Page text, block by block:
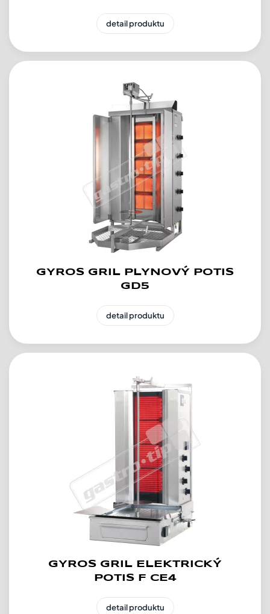
detail produktu
GYROS GRIL PLYNOVÝ POTIS
GD5
detail produktu
GYROS GRIL ELEKTRICKÝ
POTIS F CE4
detail produktu